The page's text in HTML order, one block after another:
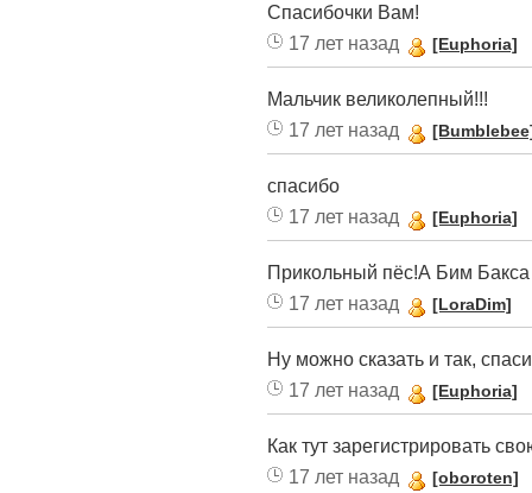
Спасибочки Вам!
17 лет назад
[Euphoria]
Мальчик великолепный!!!
17 лет назад
спасибо
17 лет назад
[Euphoria]
Прикольный пёс!А Бим
17 лет назад
[LoraDim]
Ну можно сказать и так,
17 лет назад
[Euphoria]
Как тут зарегистрировать
17 лет назад
[oboroten]